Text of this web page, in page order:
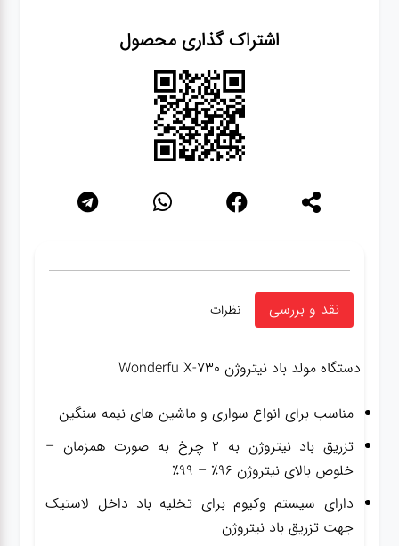
اشتراک گذاری محصول
نقد و بررسی نظرات
دستگاه مولد باد نیتروژن Wonderfu X-730
مناسب برای انواع سواری و ماشین های نیمه سنگین
تزریق باد نیتروژن به ۲ چرخ به صورت همزمان –
خلوص بالای نیتروژن ۹۶٪ – ۹۹٪
دارای سیستم وکیوم برای تخلیه باد داخل لاستیک
جهت تزریق باد نیتروژن